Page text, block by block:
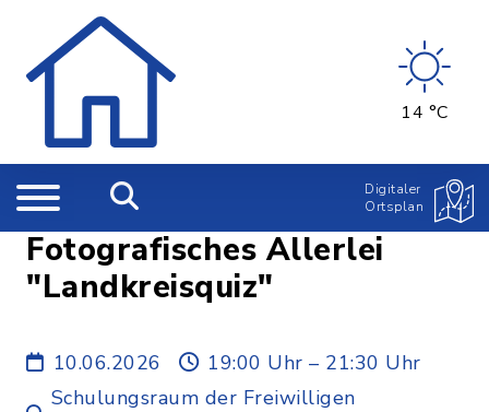
14 °C
Digitaler
Ortsplan
Fotografisches Allerlei
"Landkreisquiz"
10.06.2026
19:00 Uhr – 21:30 Uhr
Schulungsraum der Freiwilligen